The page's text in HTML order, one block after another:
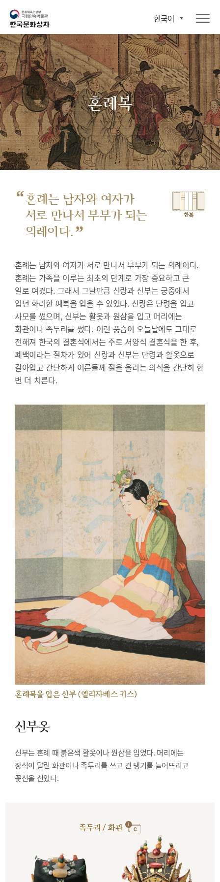
한국어
혼례복
“혼례는 남자와 여자가
서로 만나서 부부가 되는
의례이다. ”
한복
혼례는 남자와 여자가 서로 만나서 부부가 되는 의례이다.
혼례는 가족을 이루는 최초의 단계로 가장 중요하고 큰
일로 여겼다. 그래서 그날만큼 신랑과 신부는 궁중에서
입던 화려한 예복을 입을 수 있었다. 신랑은 단령을 입고
사모를 썼으며, 신부는 활옷과 원삼을 입고 머리에는
화관이나 족두리를 썼다. 이런 풍습이 오늘날에도 그대로
전해져 한국의 결혼식에서는 주로 서양식 결혼식을 한 후,
폐백이라는 절차가 있어 신랑과 신부는 단령과 활옷으로
갈아입고 간단하게 어른들께 절을 올리는 의식을 간단히 한
번 더 치른다.
혼례복을 입은 신부 (엘리자베스 키스)
신부옷
신부는 혼례 때 붉은색 활옷이나 원삼을 입었다. 머리에는
장식이 달린 화관이나 족두리를 쓰고 긴 댕기를 늘어뜨리고
꽃신을 신었다.
족두리 / 화관